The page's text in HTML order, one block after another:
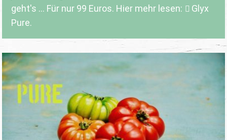
geht's ... Für nur 99 Euros. Hier mehr lesen:
Glyx
Pure.